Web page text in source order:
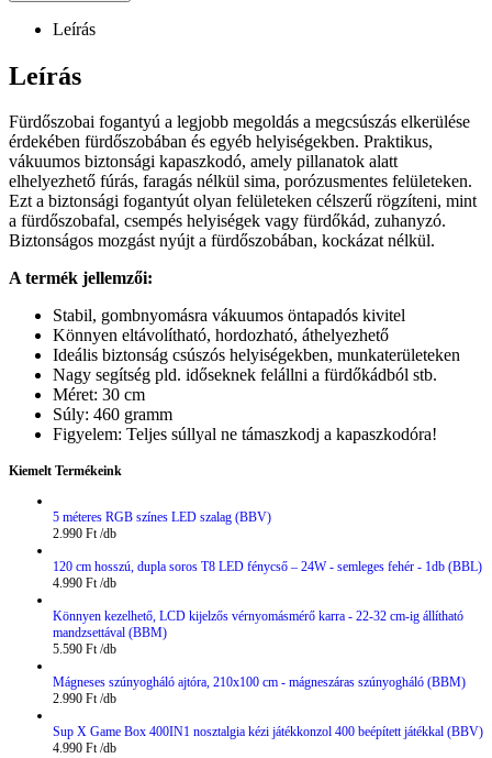
Leírás
Leírás
Fürdőszobai fogantyú a legjobb megoldás a megcsúszás elkerülése
érdekében fürdőszobában és egyéb helyiségekben. Praktikus,
vákuumos biztonsági kapaszkodó, amely pillanatok alatt
elhelyezhető fúrás, faragás nélkül sima, porózusmentes felületeken.
Ezt a biztonsági fogantyút olyan felületeken célszerű rögzíteni, mint
a fürdőszobafal, csempés helyiségek vagy fürdőkád, zuhanyzó.
Biztonságos mozgást nyújt a fürdőszobában, kockázat nélkül.
A termék jellemzői:
Stabil, gombnyomásra vákuumos öntapadós kivitel
Könnyen eltávolítható, hordozható, áthelyezhető
Ideális biztonság csúszós helyiségekben, munkaterületeken
Nagy segítség pld. időseknek felállni a fürdőkádból stb.
Méret: 30 cm
Súly: 460 gramm
Figyelem: Teljes súllyal ne támaszkodj a kapaszkodóra!
Kiemelt Termékeink
5 méteres RGB színes LED szalag (BBV)
2.990 Ft
120 cm hosszú, dupla soros T8 LED fénycső – 24W - semleges fehér - 1db (BBL)
4.990 Ft
Könnyen kezelhető, LCD kijelzős vérnyomásmérő karra - 22-32 cm-ig állítható
mandzsettával (BBM)
5.590 Ft
Mágneses szúnyogháló ajtóra, 210x100 cm - mágneszáras szúnyogháló (BBM)
2.990 Ft
Sup X Game Box 400IN1 nosztalgia kézi játékkonzol 400 beépített játékkal (BBV)
4.990 Ft